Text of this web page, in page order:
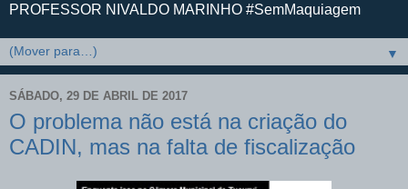
PROFESSOR NIVALDO MARINHO #SemMaquiagem
▼
SÁBADO, 29 DE ABRIL DE 2017
O problema não está na criação do
CADIN, mas na falta de fiscalização